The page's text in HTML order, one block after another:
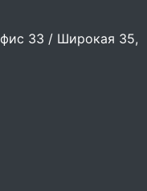
33 / Широкая 35,